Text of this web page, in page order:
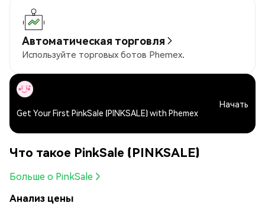
Автоматическая торговля
Используйте торговых ботов Phemex.
Get Your First PinkSale (PINKSALE) with Phemex
Начать
Что такое PinkSale (PINKSALE)
Больше о PinkSale
Анализ цены